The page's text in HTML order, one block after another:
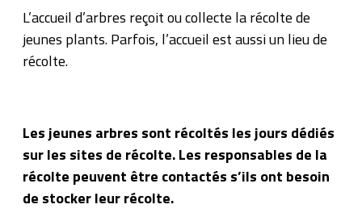
L’accueil d’arbres reçoit ou collecte la récolte de
jeunes plants. Parfois, l’accueil est aussi un lieu de
récolte.
Les jeunes arbres sont récoltés les jours dédiés
sur les sites de récolte. Les responsables de la
récolte peuvent être contactés s’ils ont besoin
de stocker leur récolte.